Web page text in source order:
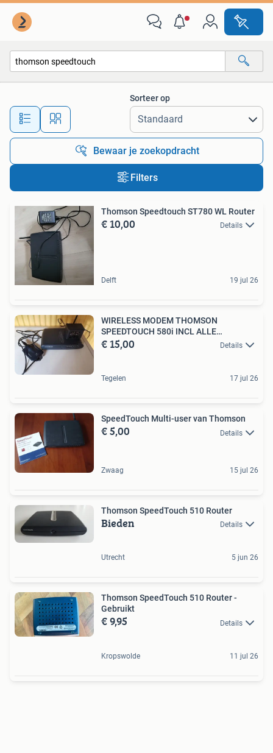
Alle afstanden…
Sorteer op
Bewaar je zoekopdracht
Filters
Thomson Speedtouch ST780 WL Router
€ 10,00 Details
Delft 19 jul 26
WIRELESS MODEM THOMSON
SPEEDTOUCH 580i INCL ALLE
TOEBEHOREN
€ 15,00 Details
Tegelen 17 jul 26
SpeedTouch Multi-user van Thomson
€ 5,00 Details
Zwaag 15 jul 26
Thomson SpeedTouch 510 Router
Bieden Details
Utrecht 5 jun 26
Thomson SpeedTouch 510 Router -
Gebruikt
€ 9,95 Details
Kropswolde 11 jul 26